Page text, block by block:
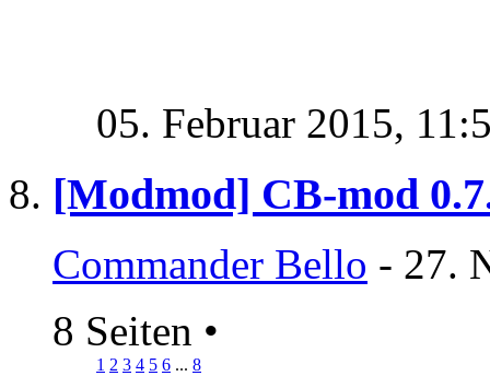
05. Februar 2015,
[Modmod] CB-mod
Commander Bello - 27.
8 Seiten •
1 2 3 4 5 6 ... 8